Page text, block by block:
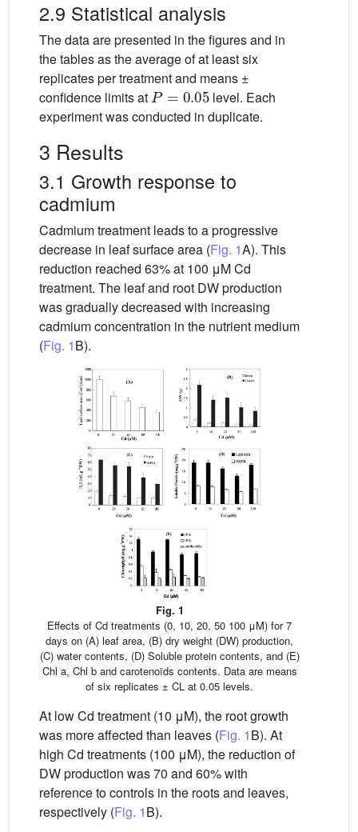
2.9 Statistical analysis
The data are presented in the figures and in
the tables as the average of at least six
replicates per treatment and means ±
confidence limits at
P=0.05
level. Each
experiment was conducted in duplicate.
3 Results
3.1 Growth response to
cadmium
Cadmium treatment leads to a progressive
decrease in leaf surface area (Fig. 1A). This
reduction reached 63% at 100 μM Cd
treatment. The leaf and root DW production
was gradually decreased with increasing
cadmium concentration in the nutrient medium
(Fig. 1B).
Fig. 1
Effects of Cd treatments (0, 10, 20, 50 100 μM) for 7
days on (A) leaf area, (B) dry weight (DW) production,
(C) water contents, (D) Soluble protein contents, and (E)
Chl a, Chl b and carotenoïds contents. Data are means
of six replicates ± CL at 0.05 levels.
At low Cd treatment (10 μM), the root growth
was more affected than leaves (Fig. 1B). At
high Cd treatments (100 μM), the reduction of
DW production was 70 and 60% with
reference to controls in the roots and leaves,
respectively (Fig. 1B).